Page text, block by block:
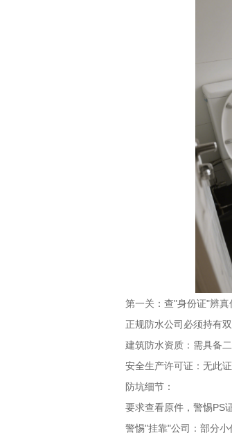
第一关：查"身份证"辨真
正规防水公司必须持有
建筑防水资质：需具备
安全生产许可证：无此
防坑细节：
要求查看原件，警惕PS
警惕"挂靠"公司：部分小